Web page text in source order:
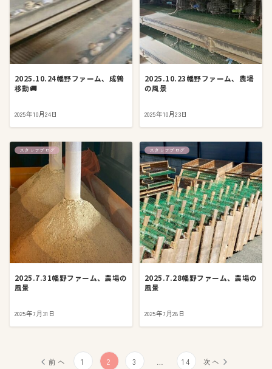
2025.10.24幡野ファーム、成鶉
移動🚚
2025年10月24日
2025.10.23幡野ファーム、農場
の風景
2025年10月23日
スタッフブログ
2025.7.31幡野ファーム、農場の
風景
2025年7月31日
スタッフブログ
2025.7.28幡野ファーム、農場の
風景
2025年7月28日
前へ 1 2 3 14 次へ